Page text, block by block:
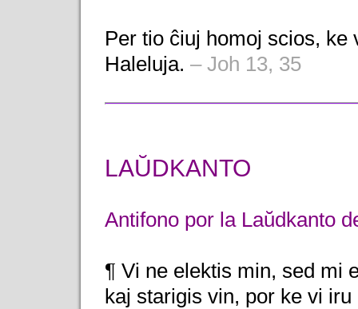
Per tio ĉiuj homoj scios,
Haleluja. – Joh 13, 35
LAŬDKANTO
Antifono por la Laŭdkanto
¶ Vi ne elektis min, sed mi
kaj starigis vin, por ke vi